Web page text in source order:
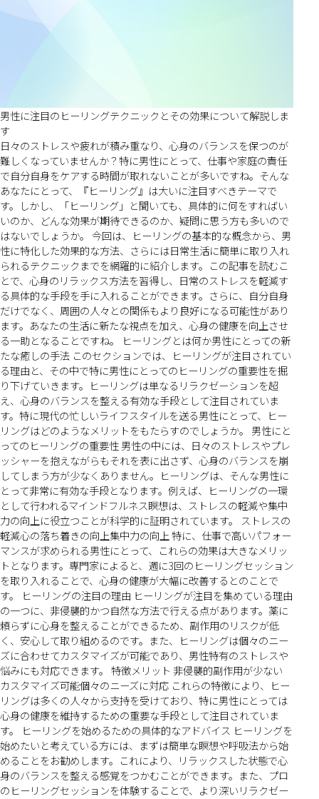
男性に注目のヒーリングテクニックとその効果について解説しま
す
日々のストレスや疲れが積み重なり、心身のバランスを保つのが
難しくなっていませんか？特に男性にとって、仕事や家庭の責任
で自分自身をケアする時間が取れないことが多いですね。そんな
あなたにとって、『ヒーリング』は大いに注目すべきテーマで
す。しかし、「ヒーリング」と聞いても、具体的に何をすればい
いのか、どんな効果が期待できるのか、疑問に思う方も多いので
はないでしょうか。 今回は、ヒーリングの基本的な概念から、男
性に特化した効果的な方法、さらには日常生活に簡単に取り入れ
られるテクニックまでを網羅的に紹介します。この記事を読むこ
とで、心身のリラックス方法を習得し、日常のストレスを軽減す
る具体的な手段を手に入れることができます。さらに、自分自身
だけでなく、周囲の人々との関係もより良好になる可能性があり
ます。あなたの生活に新たな視点を加え、心身の健康を向上させ
る一助となることですね。 ヒーリングとは何か男性にとっての新
たな癒しの手法 このセクションでは、ヒーリングが注目されてい
る理由と、その中で特に男性にとってのヒーリングの重要性を掘
り下げていきます。ヒーリングは単なるリラクゼーションを超
え、心身のバランスを整える有効な手段として注目されていま
す。特に現代の忙しいライフスタイルを送る男性にとって、ヒー
リングはどのようなメリットをもたらすのでしょうか。 男性にと
ってのヒーリングの重要性 男性の中には、日々のストレスやプレ
ッシャーを抱えながらもそれを表に出さず、心身のバランスを崩
してしまう方が少なくありません。ヒーリングは、そんな男性に
とって非常に有効な手段となります。例えば、ヒーリングの一環
として行われるマインドフルネス瞑想は、ストレスの軽減や集中
力の向上に役立つことが科学的に証明されています。 ストレスの
軽減心の落ち着きの向上集中力の向上 特に、仕事で高いパフォー
マンスが求められる男性にとって、これらの効果は大きなメリッ
トとなります。専門家によると、週に3回のヒーリングセッション
を取り入れることで、心身の健康が大幅に改善するとのことで
す。 ヒーリングの注目の理由 ヒーリングが注目を集めている理由
の一つに、非侵襲的かつ自然な方法で行える点があります。薬に
頼らずに心身を整えることができるため、副作用のリスクが低
く、安心して取り組めるのです。また、ヒーリングは個々のニー
ズに合わせてカスタマイズが可能であり、男性特有のストレスや
悩みにも対応できます。 特徴メリット 非侵襲的副作用が少ない
カスタマイズ可能個々のニーズに対応 これらの特徴により、ヒー
リングは多くの人々から支持を受けており、特に男性にとっては
心身の健康を維持するための重要な手段として注目されていま
す。 ヒーリングを始めるための具体的なアドバイス ヒーリングを
始めたいと考えている方には、まずは簡単な瞑想や呼吸法から始
めることをお勧めします。これにより、リラックスした状態で心
身のバランスを整える感覚をつかむことができます。また、プロ
のヒーリングセッションを体験することで、より深いリラクゼー